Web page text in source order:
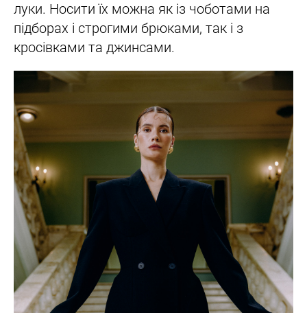
луки. Носити їх можна як із чоботами на
підборах і строгими брюками, так і з
кросівками та джинсами.